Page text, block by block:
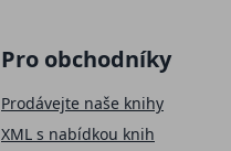
Pro obchodníky
Prodávejte naše knihy
XML s nabídkou knih